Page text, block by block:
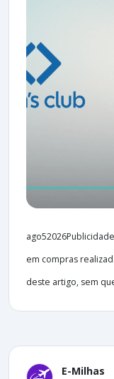
em compras
deste artigo, sem
E-Milhas